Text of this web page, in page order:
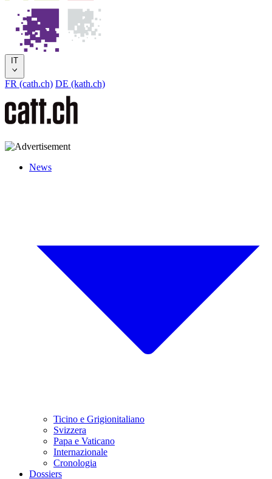
IT
FR (cath.ch) DE (kath.ch)
News
Ticino e Grigionitaliano
Svizzera
Papa e Vaticano
Internazionale
Cronologia
Dossiers